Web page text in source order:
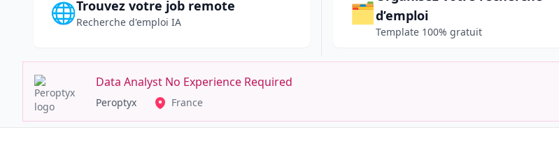
🌐Trouvez votre job remote
Recherche d'emploi IA 🗂️d’emploi
Template 100% gratuit
Data Analyst No Experience Required
Peroptyx France